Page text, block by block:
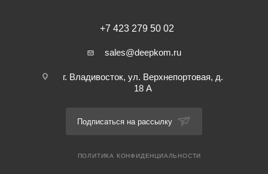
+7 423 279 50 02
sales@deepkom.ru
г. Владивосток, ул. Верхнепортовая, д.
18 А
Подписаться на рассылку
ПОЛИТИКА КОНФИДЕНЦИАЛЬНОСТИ